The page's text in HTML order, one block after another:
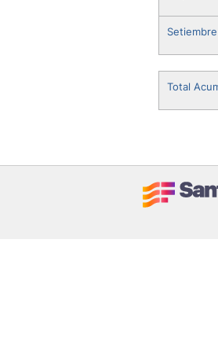
Setiembre
Total